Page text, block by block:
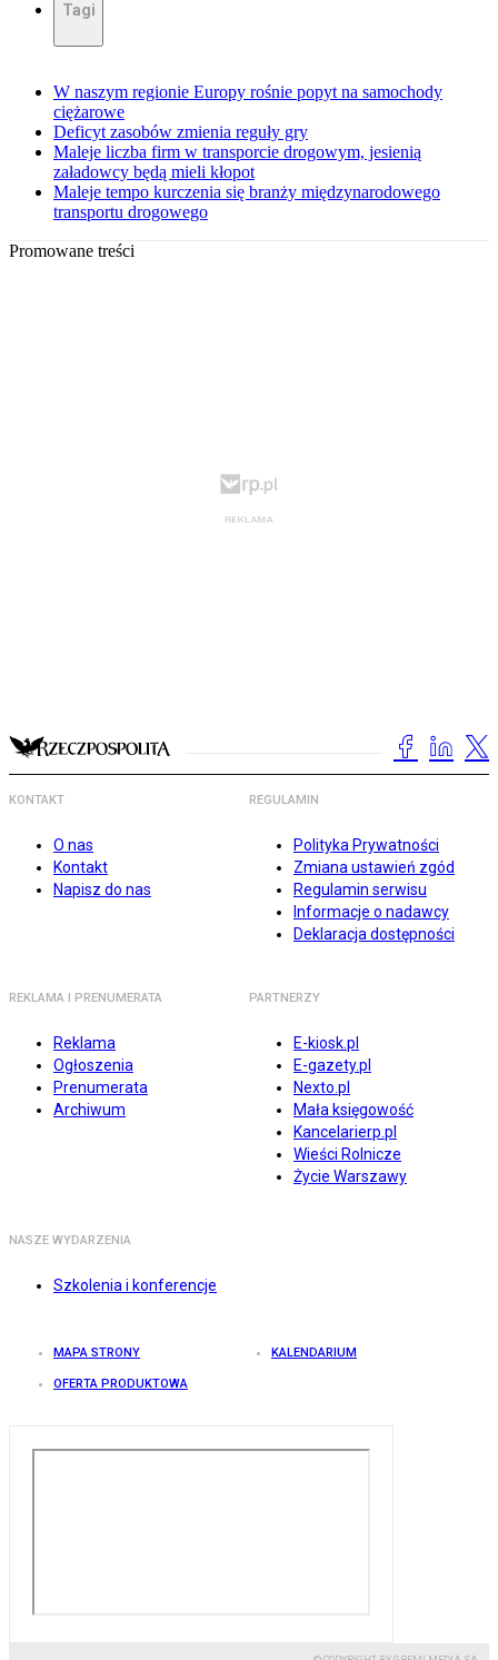
Tagi
W naszym regionie Europy rośnie popyt na samochody
ciężarowe
Deficyt zasobów zmienia reguły gry
Maleje liczba firm w transporcie drogowym, jesienią
załadowcy będą mieli kłopot
Maleje tempo kurczenia się branży międzynarodowego
transportu drogowego
Promowane treści
KONTAKT
O nas
Kontakt
Napisz do nas
REGULAMIN
Polityka Prywatności
Zmiana ustawień zgód
Regulamin serwisu
Informacje o nadawcy
Deklaracja dostępności
REKLAMA I PRENUMERATA
Reklama
Ogłoszenia
Prenumerata
Archiwum
PARTNERZY
E-kiosk.pl
E-gazety.pl
Nexto.pl
Mała księgowość
Kancelarierp.pl
Wieści Rolnicze
Życie Warszawy
NASZE WYDARZENIA
Szkolenia i konferencje
MAPA STRONY KALENDARIUM
OFERTA PRODUKTOWA